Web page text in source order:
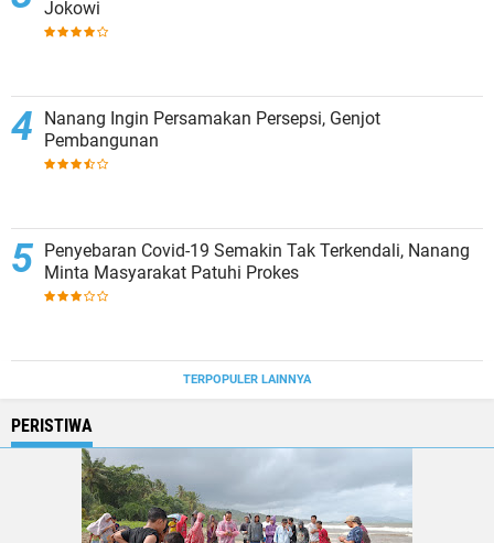
Jokowi
Nanang Ingin Persamakan Persepsi, Genjot
Pembangunan
Penyebaran Covid-19 Semakin Tak Terkendali, Nanang
Minta Masyarakat Patuhi Prokes
TERPOPULER LAINNYA
PERISTIWA